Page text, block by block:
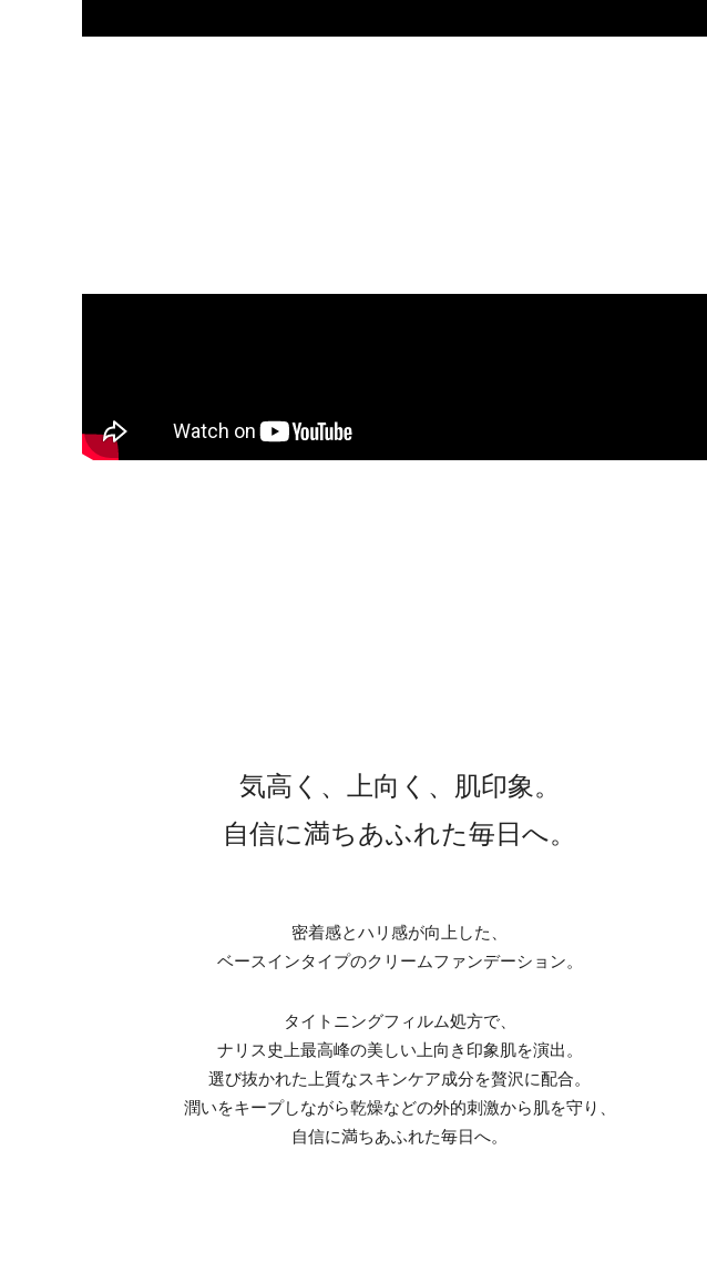
気高く、上向く、肌印象。
自信に満ちあふれた毎日へ。
密着感とハリ感が向上した、
ベースインタイプのクリームファンデーション。
タイトニングフィルム処方で、
ナリス史上最高峰の美しい上向き印象肌を演出。
選び抜かれた上質なスキンケア成分を贅沢に配合。
潤いをキープしながら乾燥などの外的刺激から肌を守り、
自信に満ちあふれた毎日へ。